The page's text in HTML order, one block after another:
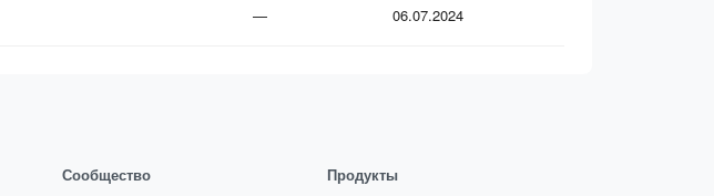
— 06.07.2024
Сообщество
Продукты